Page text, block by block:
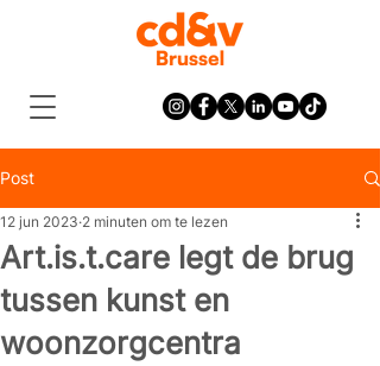
Post
Art.is.t.care legt de brug
tussen kunst en
woonzorgcentra
12 jun 2023 2 minuten om te lezen